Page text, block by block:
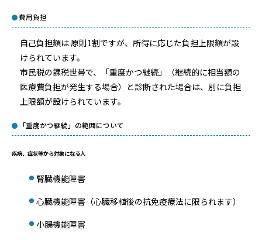
費用負担
自己負担額は 原則1割ですが、所得に応じた負担上限額が設
けられています。
市民税の課税世帯で、「重度かつ継続」（継続的に相当額の
医療費負担が発生する場合）と診断された場合は、別に負担
上限額が設けられています。
「重度かつ継続」の範囲について
疾病、症状等から対象になる人
腎臓機能障害
心臓機能障害（心臓移植後の抗免疫療法に限られます）
小腸機能障害